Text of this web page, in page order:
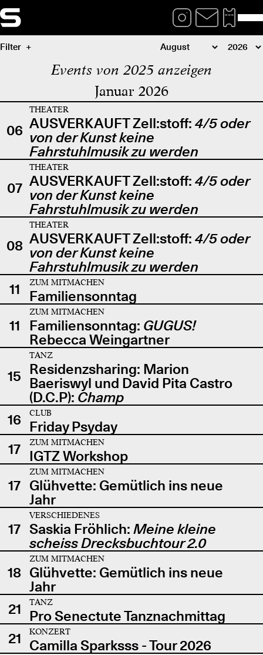
Filter
Events von 2025 anzeigen
Januar 2026
06
THEATER
AUSVERKAUFT Zell:stoff: 4/5 oder
von der Kunst keine
Fahrstuhlmusik zu werden
07
THEATER
AUSVERKAUFT Zell:stoff: 4/5 oder
von der Kunst keine
Fahrstuhlmusik zu werden
08
THEATER
AUSVERKAUFT Zell:stoff: 4/5 oder
von der Kunst keine
Fahrstuhlmusik zu werden
11
ZUM MITMACHEN
Familiensonntag
11
ZUM MITMACHEN
Familiensonntag: GUGUS!
Rebecca Weingartner
15
TANZ
Residenzsharing: Marion
Baeriswyl und David Pita Castro
(D.C.P): Champ
16
CLUB
Friday Psyday
17
ZUM MITMACHEN
IGTZ Workshop
17
ZUM MITMACHEN
Glühvette: Gemütlich ins neue
Jahr
17
VERSCHIEDENES
Saskia Fröhlich: Meine kleine
scheiss Drecksbuchtour 2.0
18
ZUM MITMACHEN
Glühvette: Gemütlich ins neue
Jahr
21
TANZ
Pro Senectute Tanznachmittag
21
KONZERT
Camilla Sparksss - Tour 2026